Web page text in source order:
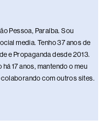
Pessoa, Paraíba. Sou
media. Tenho 37 anos de
e Propaganda desde 2013.
17 anos, mantendo o meu
com outros sites.